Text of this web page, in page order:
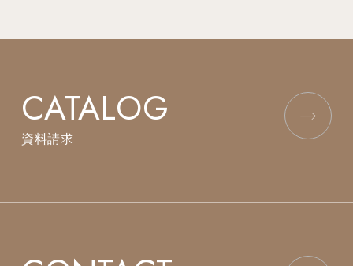
CATALOG
資料請求